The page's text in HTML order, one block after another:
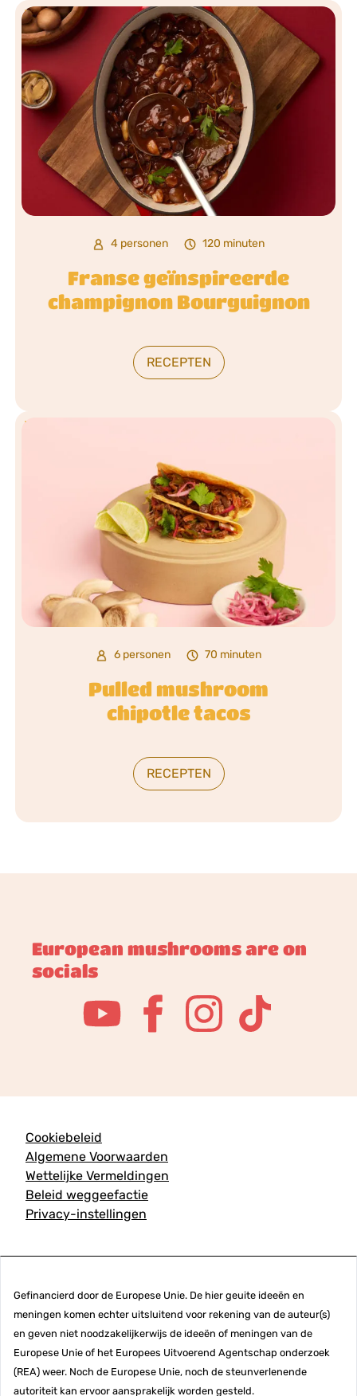
4 personen 120 minuten
Franse geïnspireerde
champignon Bourguignon
RECEPTEN
6 personen 70 minuten
Pulled mushroom
chipotle tacos
RECEPTEN
European mushrooms are on
socials
Cookiebeleid
Algemene Voorwaarden
Wettelijke Vermeldingen
Beleid weggeefactie
Privacy-instellingen
Gefinancierd door de Europese Unie. De hier geuite ideeën en
meningen komen echter uitsluitend voor rekening van de auteur(s)
en geven niet noodzakelijkerwijs de ideeën of meningen van de
Europese Unie of het Europees Uitvoerend Agentschap onderzoek
(REA) weer. Noch de Europese Unie, noch de steunverlenende
autoriteit kan ervoor aansprakelijk worden gesteld.